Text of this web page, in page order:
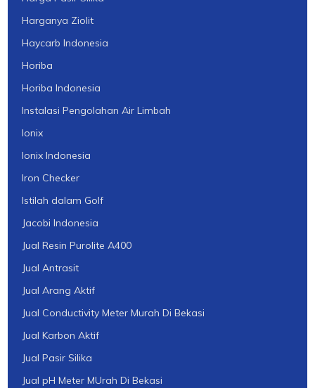
Harganya Ziolit
Haycarb Indonesia
Horiba
Horiba Indonesia
Instalasi Pengolahan Air Limbah
Ionix
Ionix Indonesia
Iron Checker
Istilah dalam Golf
Jacobi Indonesia
Jual Resin Purolite A400
Jual Antrasit
Jual Arang Aktif
Jual Conductivity Meter Murah Di Bekasi
Jual Karbon Aktif
Jual Pasir Silika
Jual pH Meter MUrah Di Bekasi